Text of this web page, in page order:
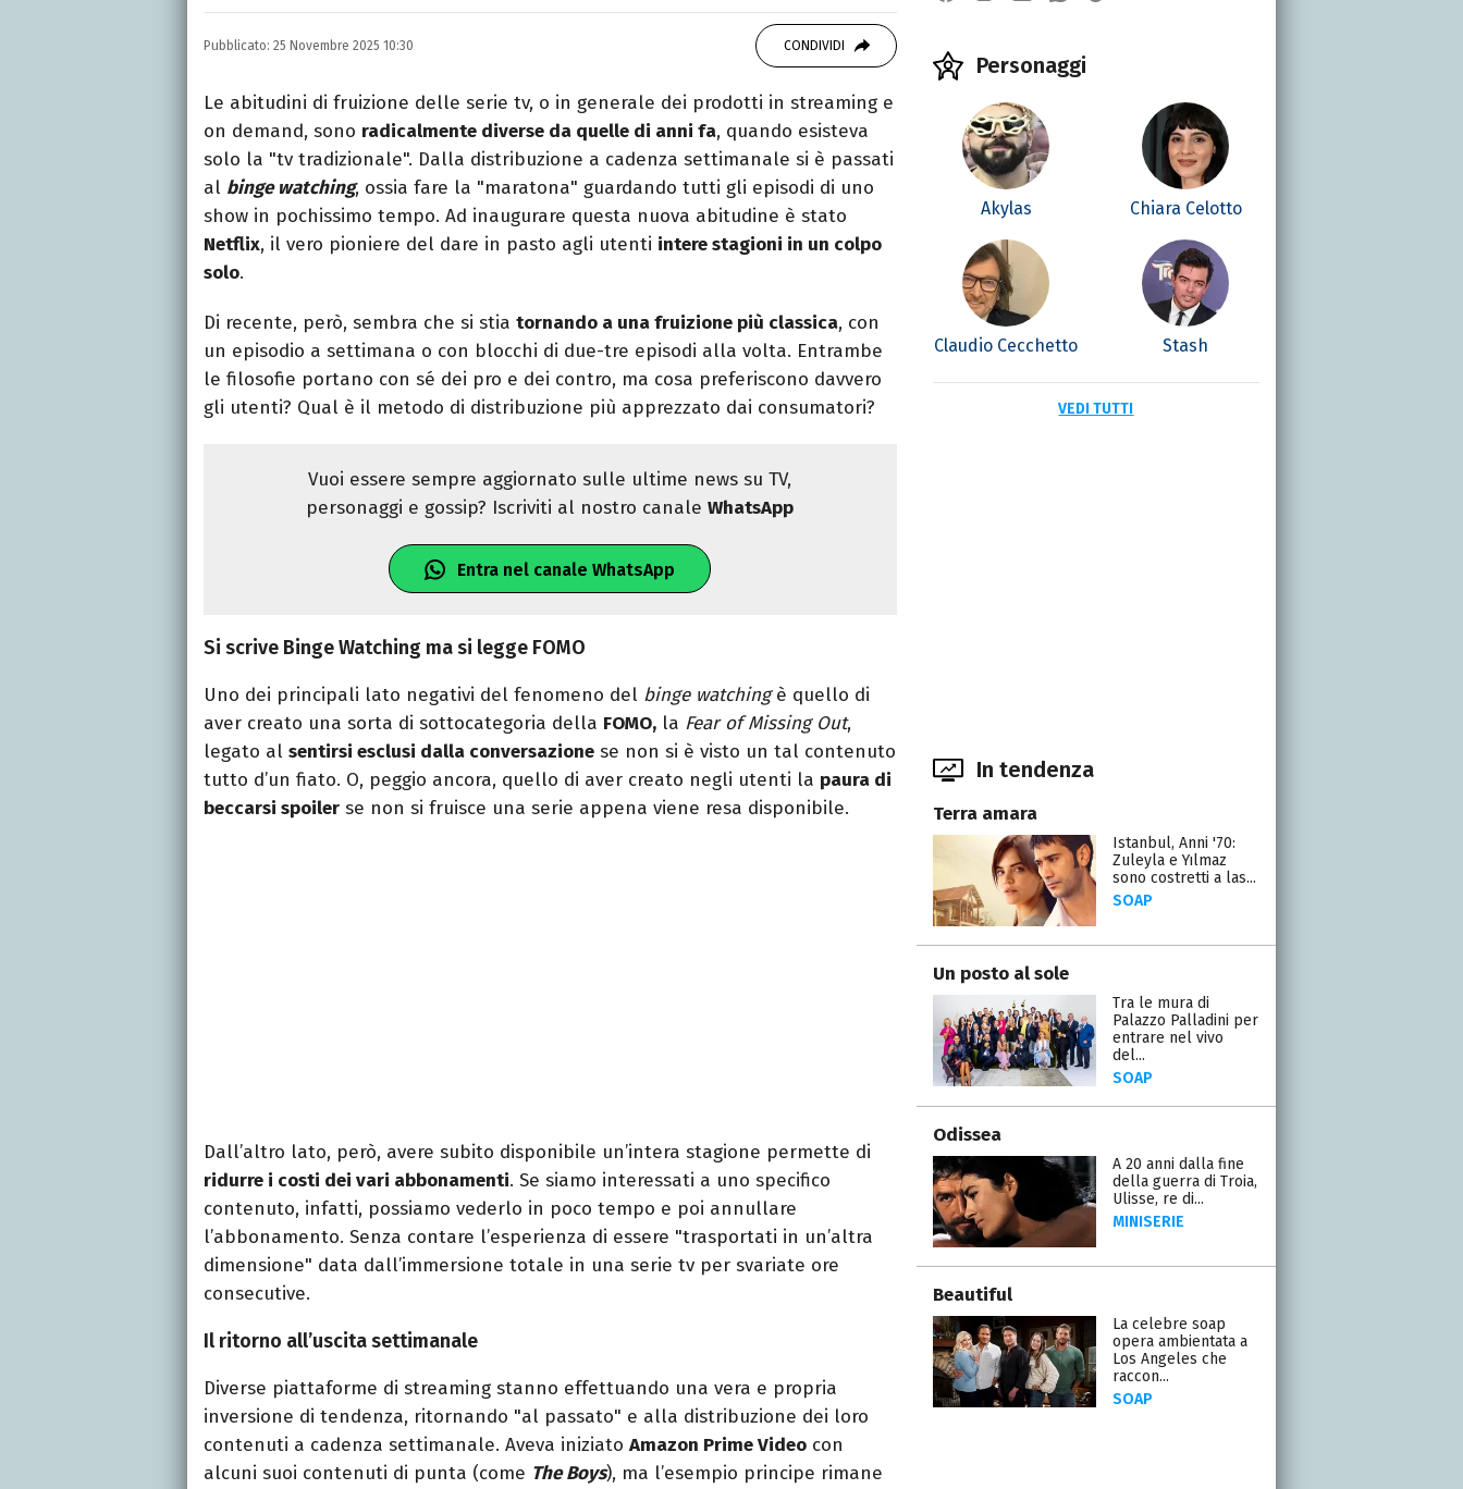
INSTAGRAM
FACEBOOK
Appassionato di sport, avido consumatore di manga e film, cultore di
tutto ciò che è stato girato da Quentin Tarantino e musicista nel
tempo libero.
Pubblicato: 25 Novembre 2025 10:30 CONDIVIDI
Le abitudini di fruizione delle serie tv, o in generale dei prodotti in streaming e
on demand, sono radicalmente diverse da quelle di anni fa, quando esisteva
solo la "tv tradizionale". Dalla distribuzione a cadenza settimanale si è passati
al binge watching, ossia fare la "maratona" guardando tutti gli episodi di uno
show in pochissimo tempo. Ad inaugurare questa nuova abitudine è stato
Netflix, il vero pioniere del dare in pasto agli utenti intere stagioni in un colpo
solo.
Di recente, però, sembra che si stia tornando a una fruizione più classica, con
un episodio a settimana o con blocchi di due-tre episodi alla volta. Entrambe
le filosofie portano con sé dei pro e dei contro, ma cosa preferiscono davvero
gli utenti? Qual è il metodo di distribuzione più apprezzato dai consumatori?
Vuoi essere sempre aggiornato sulle ultime news su TV,
personaggi e gossip? Iscriviti al nostro canaleWhatsApp
Entra nel canale WhatsApp
Si scrive Binge Watching ma si legge FOMO
Uno dei principali lato negativi del fenomeno del binge watchingè quello di
aver creato una sorta di sottocategoria della FOMO, la Fear of Missing Out,
legato al sentirsi esclusi dalla conversazione se non si è visto un tal contenuto
tutto d’un fiato. O, peggio ancora, quello di aver creato negli utenti la paura di
beccarsi spoiler se non si fruisce una serie appena viene resa disponibile.
Dall’altro lato, però, avere subito disponibile un’intera stagione permette di
ridurre i costi dei vari abbonamenti. Se siamo interessati a uno specifico
contenuto, infatti, possiamo vederlo in poco tempo e poi annullare
l’abbonamento. Senza contare l’esperienza di essere "trasportati in un’altra
dimensione" data dall’immersione totale in una serie tv per svariate ore
consecutive.
Il ritorno all’uscita settimanale
Diverse piattaforme di streaming stanno effettuando una vera e propria
inversione di tendenza, ritornando "al passato" e alla distribuzione dei loro
contenuti a cadenza settimanale. Aveva iniziato Amazon Prime Video con
alcuni suoi contenuti di punta (come The Boys), ma l’esempio principe rimane
Personaggi
Akylas Chiara Celotto
Claudio Cecchetto Stash
VEDI TUTTI
In tendenza
Terra amara
Istanbul, Anni '70:
Zuleyla e Yılmaz
sono costretti a las...
SOAP
Un posto al sole
Tra le mura di
Palazzo Palladini per
entrare nel vivo
del...
SOAP
Odissea
A 20 anni dalla fine
della guerra di Troia,
Ulisse, re di...
MINISERIE
Beautiful
La celebre soap
opera ambientata a
Los Angeles che
raccon...
SOAP